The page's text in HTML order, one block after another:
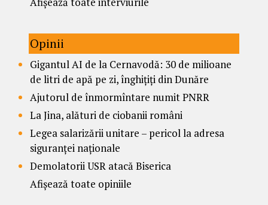
Opinii
Gigantul AI de la Cernavodă: 30 de milioane
de litri de apă pe zi, înghițiți din Dunăre
Ajutorul de înmormîntare numit PNRR
La Jina, alături de ciobanii români
Legea salarizării unitare – pericol la adresa
siguranței naționale
Demolatorii USR atacă Biserica
Afișează toate opiniile